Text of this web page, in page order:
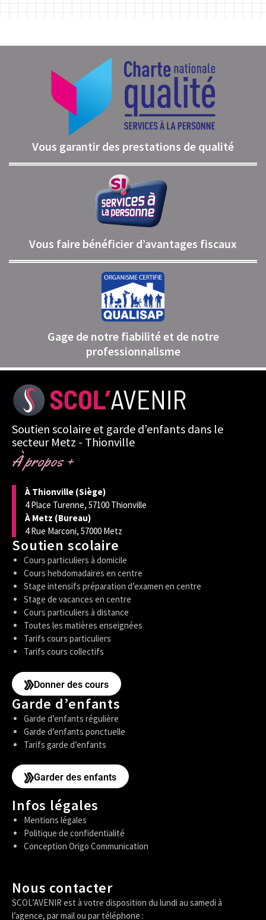
Vous garantir des prestations de qualité
Vous faire bénéficier d’avantages fiscaux
Gage de notre fiabilité et de notre
professionnalisme
Soutien scolaire et garde d’enfants dans le
secteur Metz - Thionville
À propos +
À Thionville (Siège)
4 Place Turenne, 57100 Thionville
À Metz (Bureau)
4 Rue Marconi, 57000 Metz
Soutien scolaire
Cours particuliers à domicile
Cours hebdomadaires en centre
Stage intensifs préparation d’examen en centre
Stage de vacances en centre
Cours particuliers à distance
Toutes les matières enseignées
Tarifs cours particuliers
Tarifs cours collectifs
Donner des cours
Garde d’enfants
Garde d’enfants régulière
Garde d’enfants ponctuelle
Tarifs garde d’enfants
Garder des enfants
Infos légales
Mentions légales
Politique de confidentialité
Conception Origo Communication
Nous contacter
SCOL’AVENIR est à votre disposition du lundi au samedi à
l’agence, par mail ou par téléphone :